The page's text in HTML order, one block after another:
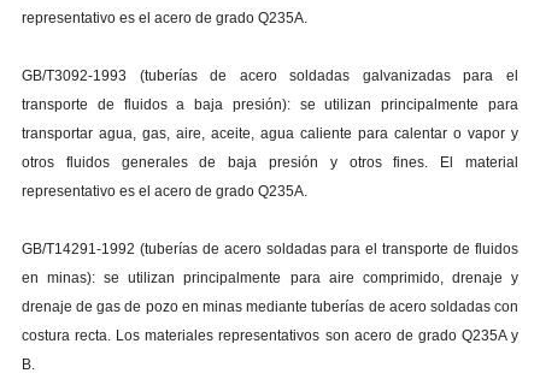
representativo es el acero de grado Q235A.
GB/T3092-1993 (tuberías de acero soldadas galvanizadas para el
transporte de fluidos a baja presión): se utilizan principalmente para
transportar agua, gas, aire, aceite, agua caliente para calentar o vapor y
otros fluidos generales de baja presión y otros fines. El material
representativo es el acero de grado Q235A.
GB/T14291-1992 (tuberías de acero soldadas para el transporte de fluidos
en minas): se utilizan principalmente para aire comprimido, drenaje y
drenaje de gas de pozo en minas mediante tuberías de acero soldadas con
costura recta. Los materiales representativos son acero de grado Q235A y
B.